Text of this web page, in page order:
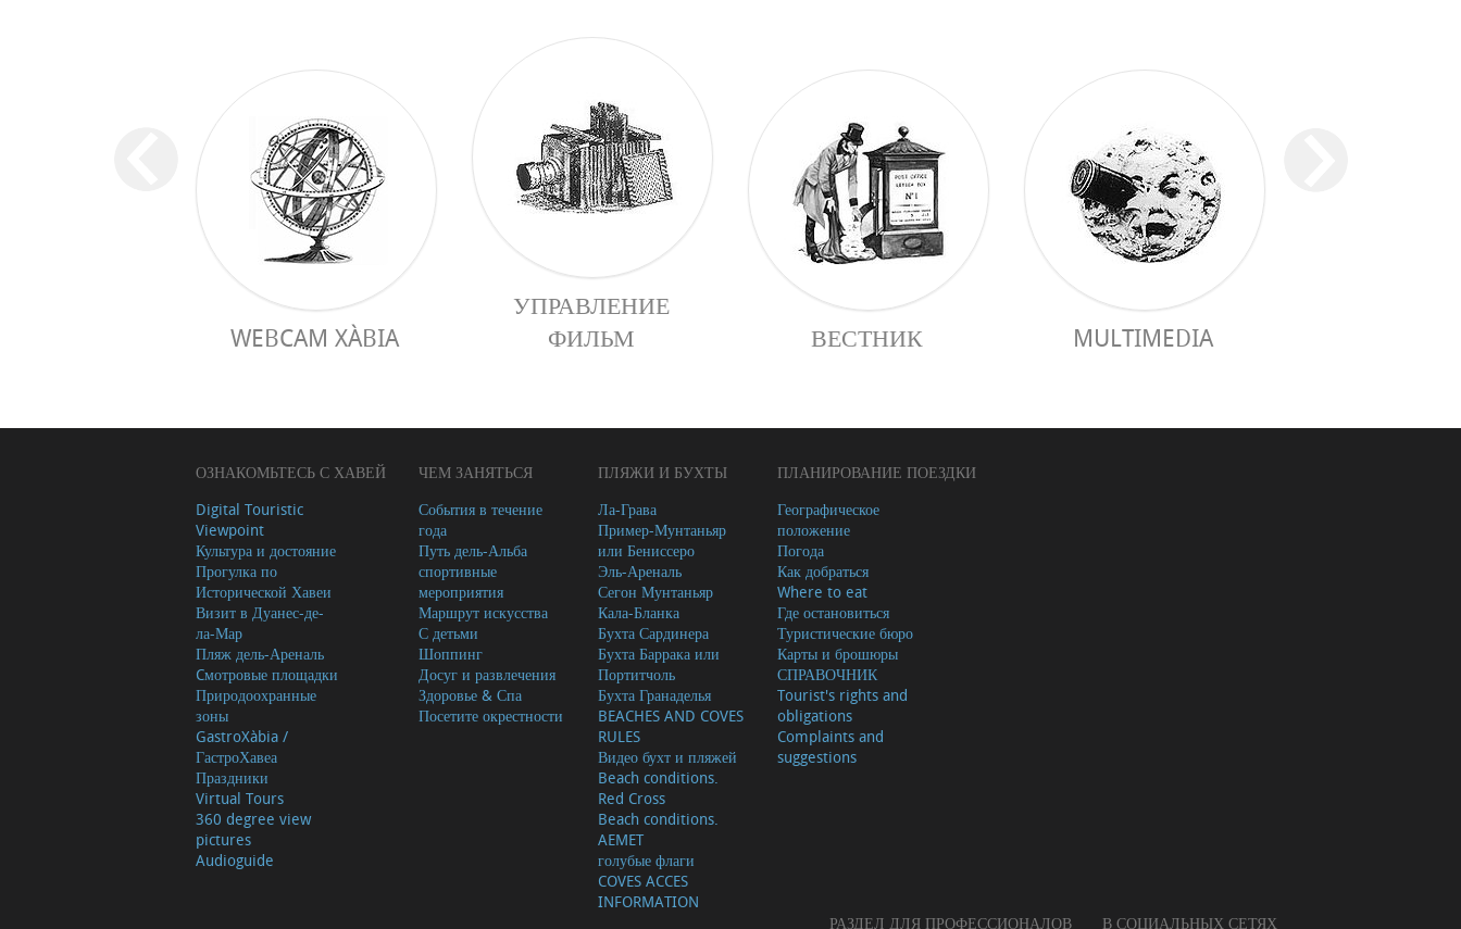
WEBCAM XÀBIA
УПРАВЛЕНИЕ
ФИЛЬМ
ВЕСТНИК MULTIMEDIA
ОЗНАКОМЬТЕСЬ С ХАВЕЙ
Digital Touristic
Viewpoint
Культура и достояние
Прогулка по
Исторической Хавеи
Визит в Дуанес-де-
ла-Мар
Пляж дель-Ареналь
Cмотровые площадки
Природоохранные
зоны
GastroXàbia /
ГастроХавеа
Праздники
Virtual Tours
360 degree view
pictures
Audioguide
ЧЕМ ЗАНЯТЬСЯ
События в течение
года
Путь дель-Альба
спортивные
мероприятия
Маршрут искусства
С детьми
Шоппинг
Досуг и развлечения
Здоровье & Спа
Посетите окрестности
ПЛЯЖИ И БУХТЫ
Ла-Грава
Пример-Мунтаньяр
или Бениссеро
Эль-Ареналь
Сегон Мунтаньяр
Кала-Бланка
Бухта Сардинера
Бухта Баррака или
Портитчоль
Бухта Гранаделья
BEACHES AND COVES
RULES
Видео бухт и пляжей
Beach conditions.
Red Cross
Beach conditions.
AEMET
голубые флаги
COVES ACCES
INFORMATION
ПЛАНИРОВАНИЕ ПОЕЗДКИ
Географическое
положение
Погода
Как добраться
Where to eat
Где остановиться
Туристические бюро
Карты и брошюры
СПРАВОЧНИК
Tourist's rights and
obligations
Complaints and
suggestions
РАЗДЕЛ ДЛЯ ПРОФЕССИОНАЛОВ В СОЦИАЛЬНЫХ СЕТЯХ